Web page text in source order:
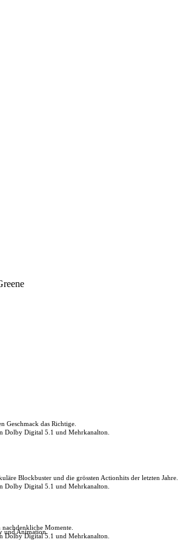
Geschmack das Richtige.
Dolby Digital 5.1 und Mehrkanalton.
Blockbuster und die grössten Actionhits der letzten Jahre.
Dolby Digital 5.1 und Mehrkanalton.
Momente.
und Animation.
Dolby Digital 5.1 und Mehrkanalton.